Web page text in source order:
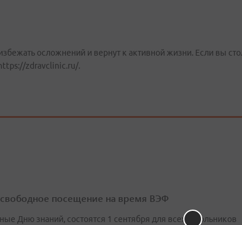
осложнений и вернут к активной жизни. Если вы
zdravclinic.ru/.
посещение на время ВЭФ
Дню знаний, состоятся 1 сентября для всех школьников